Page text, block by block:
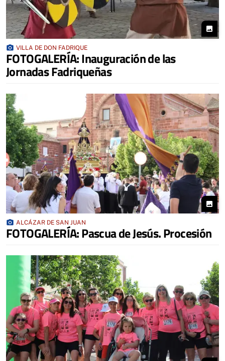
photo
photo_camera VILLA DE DON FADRIQUE
FOTOGALERÍA: Inauguración de las
Jornadas Fadriqueñas
photo
photo_camera ALCÁZAR DE SAN JUAN
FOTOGALERÍA: Pascua de Jesús. Procesión